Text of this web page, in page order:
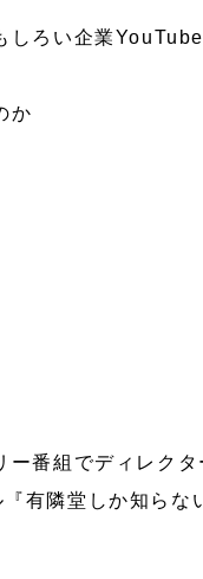
しろい企業
か
番組でディレクタ
有隣堂しか知らな